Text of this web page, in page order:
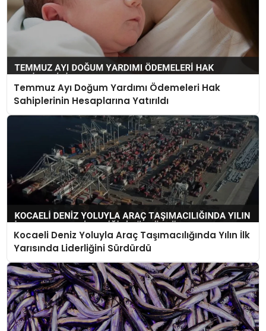
Temmuz Ayı Doğum Yardımı Ödemeleri Hak
Sahiplerinin Hesaplarına Yatırıldı
Kocaeli Deniz Yoluyla Araç Taşımacılığında Yılın İlk
Yarısında Liderliğini Sürdürdü